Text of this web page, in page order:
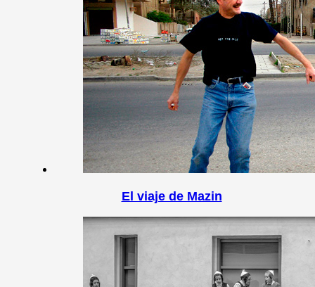
El viaje de Mazin